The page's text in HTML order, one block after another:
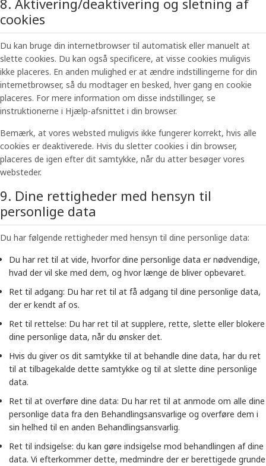
8. Aktivering/deaktivering og sletning af
cookies
Du kan bruge din internetbrowser til automatisk eller manuelt at
slette cookies. Du kan også specificere, at visse cookies muligvis
ikke placeres. En anden mulighed er at ændre indstillingerne for din
internetbrowser, så du modtager en besked, hver gang en cookie
placeres. For mere information om disse indstillinger, se
instruktionerne i Hjælp-afsnittet i din browser.
Bemærk, at vores websted muligvis ikke fungerer korrekt, hvis alle
cookies er deaktiverede. Hvis du sletter cookies i din browser,
placeres de igen efter dit samtykke, når du atter besøger vores
websteder.
9. Dine rettigheder med hensyn til
personlige data
Du har følgende rettigheder med hensyn til dine personlige data:
Du har ret til at vide, hvorfor dine personlige data er nødvendige,
hvad der vil ske med dem, og hvor længe de bliver opbevaret.
Ret til adgang: Du har ret til at få adgang til dine personlige data,
der er kendt af os.
Ret til rettelse: Du har ret til at supplere, rette, slette eller blokere
dine personlige data, når du ønsker det.
Hvis du giver os dit samtykke til at behandle dine data, har du ret
til at tilbagekalde dette samtykke og til at slette dine personlige
data.
Ret til at overføre dine data: Du har ret til at anmode om alle dine
personlige data fra den Behandlingsansvarlige og overføre dem i
sin helhed til en anden Behandlingsansvarlig.
Ret til indsigelse: du kan gøre indsigelse mod behandlingen af ​​dine
data. Vi efterkommer dette, medmindre der er berettigede grunde